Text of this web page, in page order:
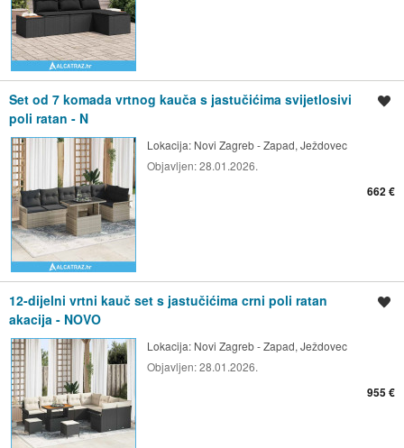
Set od 7 komada vrtnog kauča s jastučićima svijetlosivi
poli ratan - N
Lokacija: Novi Zagreb - Zapad, Ježdovec
Objavljen:28.01.2026.
662 €
12-dijelni vrtni kauč set s jastučićima crni poli ratan
akacija - NOVO
Lokacija: Novi Zagreb - Zapad, Ježdovec
Objavljen:28.01.2026.
955 €